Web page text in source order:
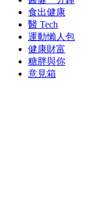
食出健康
醫 Tech
運動懶人包
健康財富
糖胖與你
意見箱